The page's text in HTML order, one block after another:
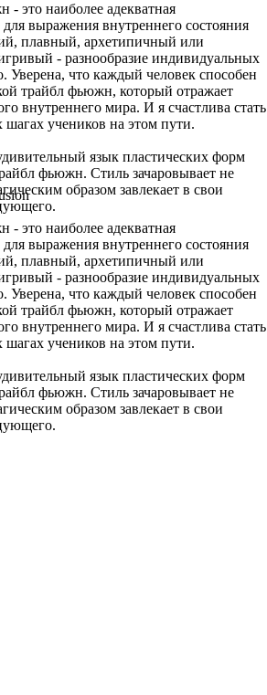
это наиболее адекватная
выражения внутреннего состояния
плавный, архетипичный или
- разнообразие индивидуальных
Уверена, что каждый человек способен
трайбл фьюжн, который отражает
внутреннего мира. И я счастлива стать
учеников на этом пути.
язык пластических форм
фьюжн. Стиль зачаровывает не
образом завлекает в свои
это наиболее адекватная
выражения внутреннего состояния
плавный, архетипичный или
- разнообразие индивидуальных
Уверена, что каждый человек способен
трайбл фьюжн, который отражает
внутреннего мира. И я счастлива стать
учеников на этом пути.
язык пластических форм
фьюжн. Стиль зачаровывает не
образом завлекает в свои